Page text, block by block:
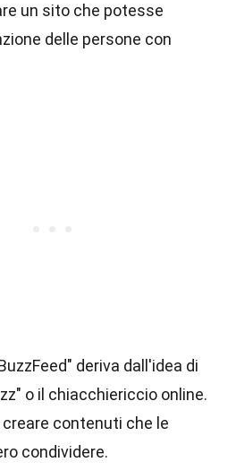
un sito che potesse
delle persone con
deriva dall'idea di
o il chiacchiericcio online.
creare contenuti che le
condividere.